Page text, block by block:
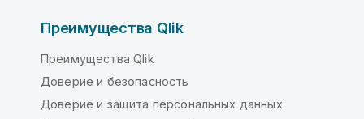
Преимущества Qlik
Преимущества Qlik
Доверие и безопасность
Доверие и защита персональных данных